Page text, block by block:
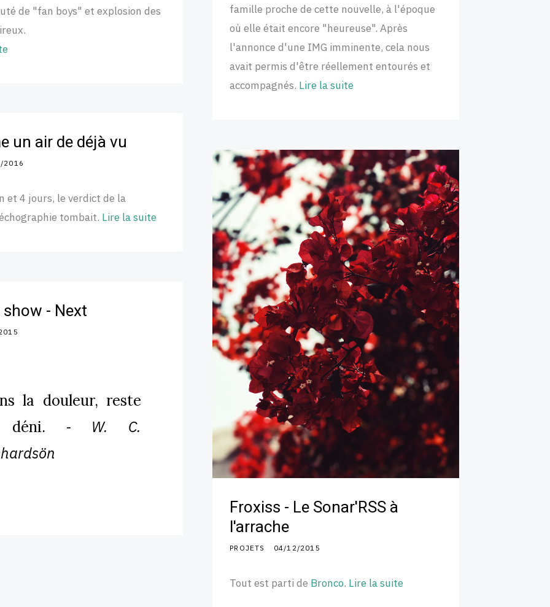
de "fan boys" et explosion des
famille proche de cette nouvelle, à l'époque
où elle était encore "heureuse". Après
l'annonce d'une IMG imminente, cela nous
avait permis d'être réellement entourés et
accompagnés. Lire la suite
un air de déjà vu
2016
et 4 jours, le verdict de la
tombait. Lire la suite
Froxiss - Le Sonar'RSS à
l'arrache
PROJETS 04/12/2015
Tout est parti de Bronco. Lire la suite
show - Next
la douleur, reste
déni. - W. C.